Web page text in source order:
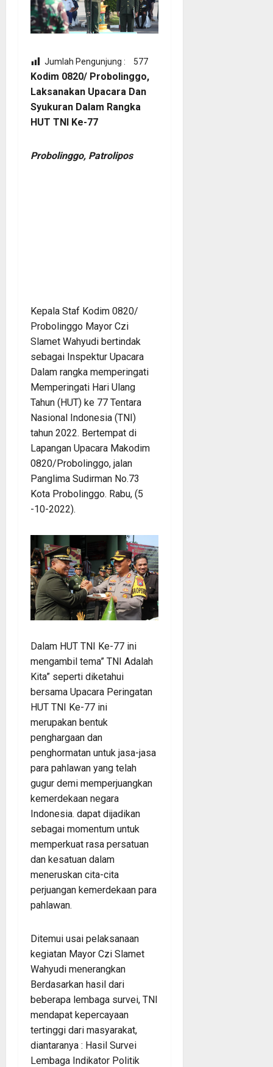
Jumlah Pengunjung : 577
Kodim 0820/ Probolinggo,
Laksanakan Upacara Dan
Syukuran Dalam Rangka
HUT TNI Ke-77
Probolinggo, Patrolipos
Kepala Staf Kodim 0820/
Probolinggo Mayor Czi
Slamet Wahyudi bertindak
sebagai Inspektur Upacara
Dalam rangka memperingati
Memperingati Hari Ulang
Tahun (HUT) ke 77 Tentara
Nasional Indonesia (TNI)
tahun 2022. Bertempat di
Lapangan Upacara Makodim
0820/Probolinggo, jalan
Panglima Sudirman No.73
Kota Probolinggo. Rabu, (5
-10-2022).
Dalam HUT TNI Ke-77 ini
mengambil tema” TNI Adalah
Kita” seperti diketahui
bersama Upacara Peringatan
HUT TNI Ke-77 ini
merupakan bentuk
penghargaan dan
penghormatan untuk jasa-jasa
para pahlawan yang telah
gugur demi memperjuangkan
kemerdekaan negara
Indonesia. dapat dijadikan
sebagai momentum untuk
memperkuat rasa persatuan
dan kesatuan dalam
meneruskan cita-cita
perjuangan kemerdekaan para
pahlawan.
Ditemui usai pelaksanaan
kegiatan Mayor Czi Slamet
Wahyudi menerangkan
Berdasarkan hasil dari
beberapa lembaga survei, TNI
mendapat kepercayaan
tertinggi dari masyarakat,
diantaranya : Hasil Survei
Lembaga Indikator Politik